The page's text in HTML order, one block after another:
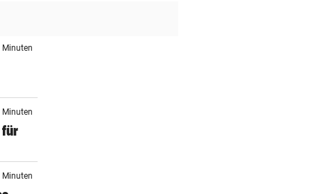
Minuten
Minuten
für
Minuten